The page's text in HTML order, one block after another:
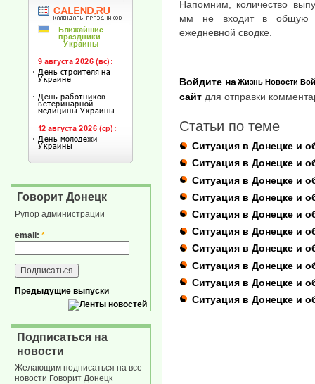
Напомним, количество
мм не входит в общую
ежедневной сводке.
Жизнь Новости
Войдите на
сайт для отправки
Статьи по теме
Ситуация в Донецке и
Ситуация в Донецке и
Ситуация в Донецке и
Ситуация в Донецке и
Ситуация в Донецке и
Ситуация в Донецке и
Ситуация в Донецке и
Ситуация в Донецке и
Ситуация в Донецке и
Ситуация в Донецке и
Говорит Донецк
Рупор администрации
email: *
Предыдущие выпуски
Подписаться на
новости
Желающим подписаться на все
новости Говорит Донецк